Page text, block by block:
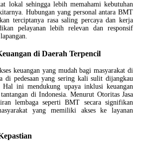
lokal sehingga lebih memahami kebutuhan
Hubungan yang personal antara BMT
terciptanya rasa saling percaya dan kerja
pelayanan lebih relevan dan responsif
di Daerah Terpencil
keuangan yang mudah bagi masyarakat di
di pedesaan yang sering kali sulit dijangkau
Hal ini mendukung upaya inklusi keuangan
di Indonesia. Menurut Otoritas Jasa
lembaga seperti BMT secara signifikan
yang memiliki akses ke layanan